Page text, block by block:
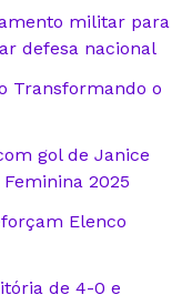
militar para
defesa nacional
Transformando o
gol de Janice
2025
Elenco
de 4-0 e